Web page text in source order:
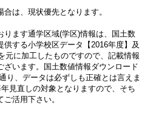
は、現状優先となります。
ります通学区域(学区)情報は、国土数
する小学校区データ【2016年度】及
元に加工したものですので、記載情報
います。国土数値情報ダウンロード
り、データは必ずしも正確とは言えま
見直しの対象となりますので、そち
活用下さい。